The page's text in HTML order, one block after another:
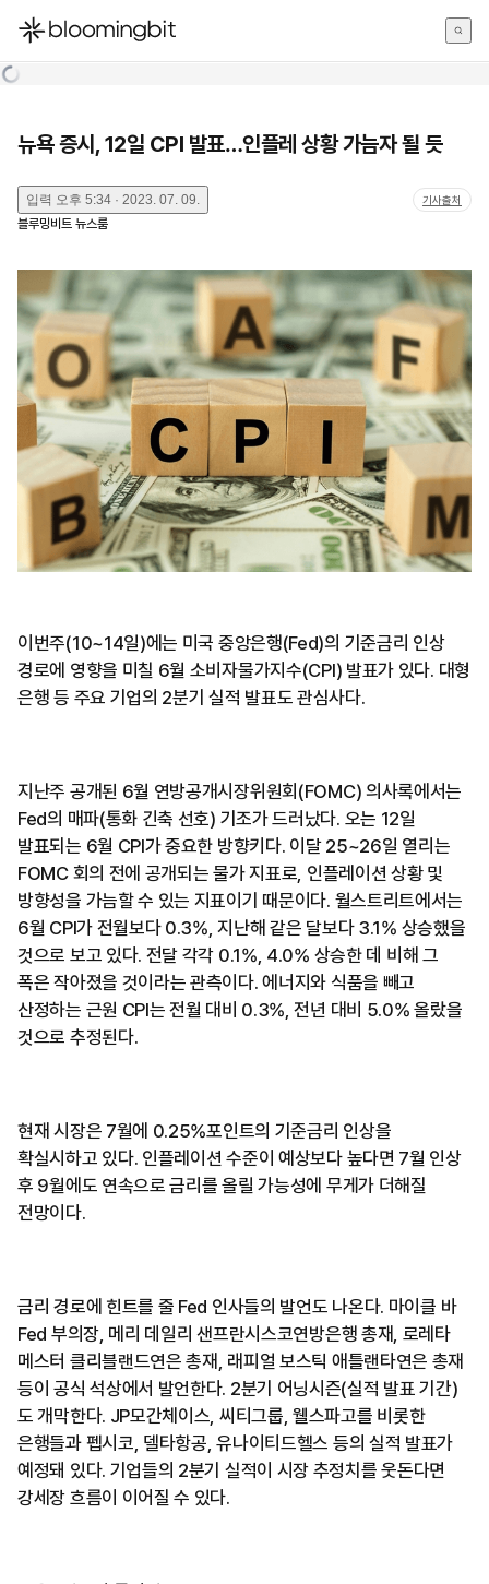
한국어
뉴욕 증시, 12일 CPI 발표…인플레 상황 가늠자 될 듯
입력 오후 5:34 · 2023. 07. 09. 기사출처
블루밍비트 뉴스룸
이번주(10~14일)에는 미국 중앙은행(Fed)의 기준금리 인상
경로에 영향을 미칠 6월 소비자물가지수(CPI) 발표가 있다. 대형
은행 등 주요 기업의 2분기 실적 발표도 관심사다.
지난주 공개된 6월 연방공개시장위원회(FOMC) 의사록에서는
Fed의 매파(통화 긴축 선호) 기조가 드러났다. 오는 12일
발표되는 6월 CPI가 중요한 방향키다. 이달 25~26일 열리는
FOMC 회의 전에 공개되는 물가 지표로, 인플레이션 상황 및
방향성을 가늠할 수 있는 지표이기 때문이다. 월스트리트에서는
6월 CPI가 전월보다 0.3%, 지난해 같은 달보다 3.1% 상승했을
것으로 보고 있다. 전달 각각 0.1%, 4.0% 상승한 데 비해 그
폭은 작아졌을 것이라는 관측이다. 에너지와 식품을 빼고
산정하는 근원 CPI는 전월 대비 0.3%, 전년 대비 5.0% 올랐을
것으로 추정된다.
현재 시장은 7월에 0.25%포인트의 기준금리 인상을
확실시하고 있다. 인플레이션 수준이 예상보다 높다면 7월 인상
후 9월에도 연속으로 금리를 올릴 가능성에 무게가 더해질
전망이다.
금리 경로에 힌트를 줄 Fed 인사들의 발언도 나온다. 마이클 바
Fed 부의장, 메리 데일리 샌프란시스코연방은행 총재, 로레타
메스터 클리블랜드연은 총재, 래피얼 보스틱 애틀랜타연은 총재
등이 공식 석상에서 발언한다. 2분기 어닝시즌(실적 발표 기간)
도 개막한다. JP모간체이스, 씨티그룹, 웰스파고를 비롯한
은행들과 펩시코, 델타항공, 유나이티드헬스 등의 실적 발표가
예정돼 있다. 기업들의 2분기 실적이 시장 추정치를 웃돈다면
강세장 흐름이 이어질 수 있다.